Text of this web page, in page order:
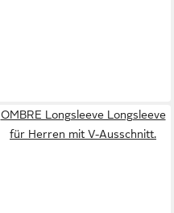
OMBRE Longsleeve Longsleeve
für Herren mit V-Ausschnitt.